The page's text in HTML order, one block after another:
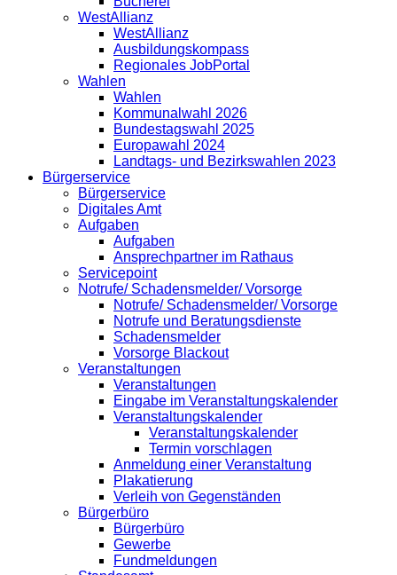
WestAllianz
WestAllianz
Ausbildungskompass
Regionales JobPortal
Wahlen
Wahlen
Kommunalwahl 2026
Bundestagswahl 2025
Europawahl 2024
Landtags- und Bezirkswahlen 2023
Bürgerservice
Bürgerservice
Digitales Amt
Aufgaben
Aufgaben
Ansprechpartner im Rathaus
Servicepoint
Notrufe/ Schadensmelder/ Vorsorge
Notrufe/ Schadensmelder/ Vorsorge
Notrufe und Beratungsdienste
Schadensmelder
Vorsorge Blackout
Veranstaltungen
Veranstaltungen
Eingabe im Veranstaltungskalender
Veranstaltungskalender
Veranstaltungskalender
Termin vorschlagen
Anmeldung einer Veranstaltung
Plakatierung
Verleih von Gegenständen
Bürgerbüro
Bürgerbüro
Gewerbe
Fundmeldungen